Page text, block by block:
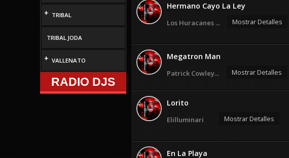
+ TRIBAL
TRIBAL JODA
+ VALLENATO
RADIO DJS
Hermano Cayo La Ley
Los Huracanes ... Mostrar Detalles
Megatron Man
Patrick Cowley... Mostrar Detalles
Lorito
Elilluminari Mostrar Detalles
En La Playa